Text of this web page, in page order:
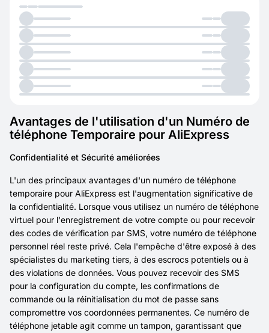
Avantages de l'utilisation d'un Numéro de
téléphone Temporaire pour AliExpress
Confidentialité et Sécurité améliorées
L'un des principaux avantages d'un numéro de téléphone
temporaire pour AliExpress est l'augmentation significative de
la confidentialité. Lorsque vous utilisez un numéro de téléphone
virtuel pour l'enregistrement de votre compte ou pour recevoir
des codes de vérification par SMS, votre numéro de téléphone
personnel réel reste privé. Cela l'empêche d'être exposé à des
spécialistes du marketing tiers, à des escrocs potentiels ou à
des violations de données. Vous pouvez recevoir des SMS
pour la configuration du compte, les confirmations de
commande ou la réinitialisation du mot de passe sans
compromettre vos coordonnées permanentes. Ce numéro de
téléphone jetable agit comme un tampon, garantissant que